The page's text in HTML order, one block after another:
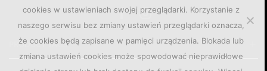
PRODUCT TAGS
cookies w ustawieniach swojej przeglądarki. Korzystanie z
naszego serwisu bez zmiany ustawień przeglądarki oznacza,
że cookies będą zapisane w pamięci urządzenia. Blokada lub
zmiana ustawień cookies może spowodować nieprawidłowe